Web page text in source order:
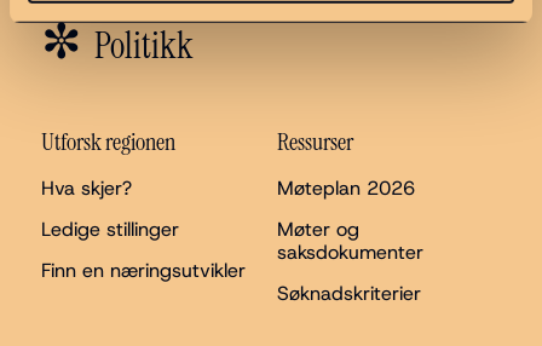
✼Politikk
Utforsk regionen
Hva skjer?
Ledige stillinger
Finn en næringsutvikler
Ressurser
Møteplan 2026
Møter og
saksdokumenter
Søknadskriterier